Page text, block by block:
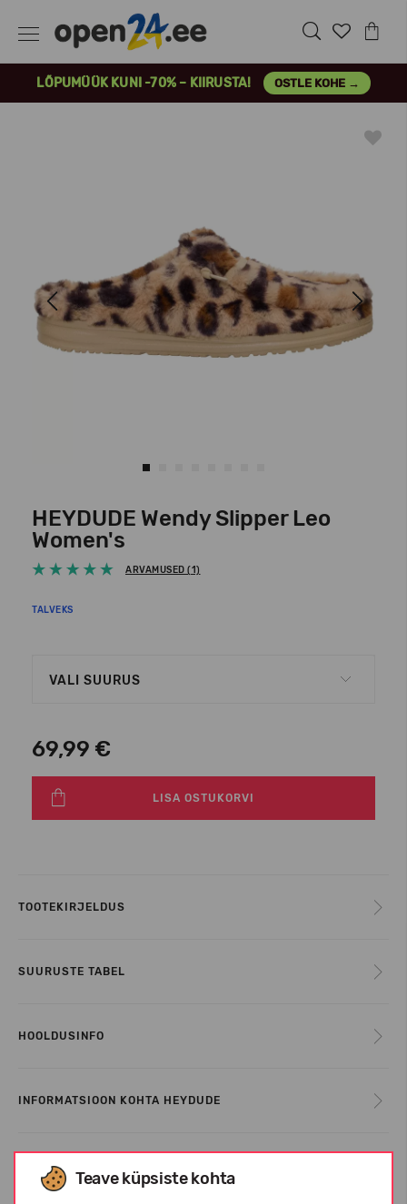
LÕPUMÜÜK KUNI -70% – KIIRUSTA! OSTLE KOHE →
Teave küpsiste kohta
Previous Next
HEYDUDE Wendy Slipper Leo
Women's
ARVAMUSED (1)
TALVEKS
VALI SUURUS
69,99 €
LISA OSTUKORVI
TOOTEKIRJELDUS
SUURUSTE TABEL
HOOLDUSINFO
INFORMATSIOON KOHTA HEYDUDE
KLIENTIDE ARVUSTUSED (1)